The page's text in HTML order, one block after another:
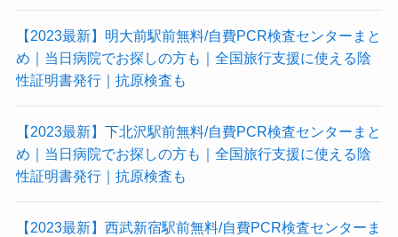
県
別)
【2023最新】明大前駅前無料/自費PCR検査センターまと
め｜当日病院でお探しの方も｜全国旅行支援に使える陰
性証明書発行｜抗原検査も
【2023最新】下北沢駅前無料/自費PCR検査センターまと
め｜当日病院でお探しの方も｜全国旅行支援に使える陰
性証明書発行｜抗原検査も
【2023最新】西武新宿駅前無料/自費PCR検査センターま